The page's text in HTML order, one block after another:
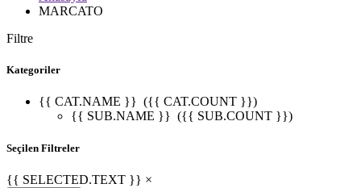
MARCATO
Filtre
Kategoriler
{{ CAT.NAME }} ({{ CAT.COUNT }})
{{ SUB.NAME }} ({{ SUB.COUNT }})
Seçilen Filtreler
{{ SELECTED.TEXT }} ×